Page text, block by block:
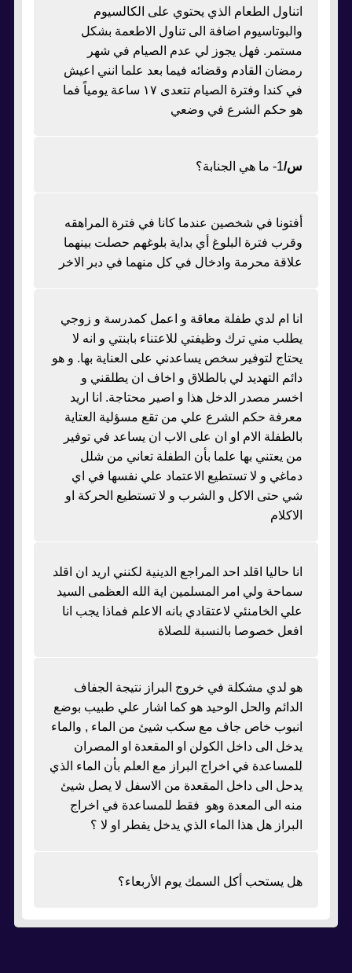
اتناول الطعام الذي يحتوي على الكالسيوم
والبوتاسيوم اضافة الى تناول الاطعمة بشكل
مستمر. فهل يجوز لي عدم الصيام في شهر
رمضان القادم وقضائه فيما بعد علما انني اعيش
في كندا وفترة الصيام تتعدى ١٧ ساعة يومياً فما
هو حكم الشرع في وضعي
س/1- ما هي الجنابة؟
أفتونا في شخصين عندما كانا في فترة المراهقه
وقرب فترة البلوغ أي بداية بلوغهم حصلت بينهما
علاقة محرمة وادخال في كل منهما في دبر الاخر
انا ام لدي طفلة معاقة و اعمل كمدرسة و زوجي
يطلب مني ترك وظيفتي للاعتناء بابنتي و انه لا
يحتاج لتوفير سخص يساعدني على العناية بها. و هو
دائم التهديد لي بالطلاق و اخاف ان يطلقني و
اخسر مصدر الدخل هذا و اصير محتاجة. انا اريد
معرفة حكم الشرع علي من تقع مسؤلية العتاية
بالطفلة الام او ان على الاب ان يساعد في توفير
من يعتني بها علما بأن الطفلة تعاني من شلل
دماغي و لا تستطيع الاعتماد علي نفسها في اي
شي حتى الاكل و الشرب و لا تستطيع الحركة او
الاكلام
انا حاليا اقلد احد المراجع الدينية لكنني اريد ان اقلد
سماحة ولي امر المسلمين اية الله العظمى السيد
علي الخامنئي لاعتقادي بانه الاعلم فماذا يجب انا
افعل خصوصا بالنسبة للصلاة
هو لدي مشكلة في خروج البراز نتيجة الجفاف
الدائم والحل الوحيد هو كما اشار علي طبيب بوضع
انبوب خاص جاف مع سكب شيئ من الماء , والماء
يدخل الى داخل الكولن او المقعدة او المصران
للمساعدة في اخراج البراز مع العلم بأن الماء الذي
يدحل الى داخل المقعدة من الاسفل لا يصل شيئ
منه الى المعدة وهو فقط للمساعدة في اخراج
البراز هل هذا الماء الذي يدخل يفطر او لا ؟
هل يستحب أكل السمك يوم الأربعاء؟